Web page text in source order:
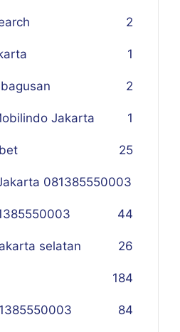
2
1
2
Jakarta 1
25
081385550003
4
4
selatan 26
184
84